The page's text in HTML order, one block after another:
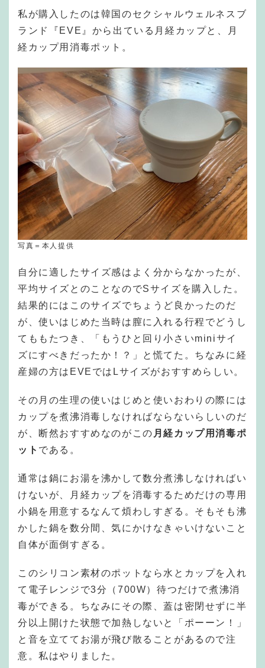
私が購入したのは韓国のセクシャルウェルネスブ
ランド『EVE』から出ている月経カップと、月
経カップ用消毒ポット。
写真＝本人提供
自分に適したサイズ感はよく分からなかったが、
平均サイズとのことなのでSサイズを購入した。
結果的にはこのサイズでちょうど良かったのだ
が、使いはじめた当時は膣に入れる行程でどうし
てももたつき、「もうひと回り小さいminiサイ
ズにすべきだったか！？」と慌てた。ちなみに経
産婦の方はEVEではLサイズがおすすめらしい。
その月の生理の使いはじめと使いおわりの際には
カップを煮沸消毒しなければならないらしいのだ
が、断然おすすめなのがこの 月経カップ用消毒ポ
ット である。
通常は鍋にお湯を沸かして数分煮沸しなければい
けないが、月経カップを消毒するためだけの専用
小鍋を用意するなんて煩わしすぎる。そもそも沸
かした鍋を数分間、気にかけなきゃいけないこと
自体が面倒すぎる。
このシリコン素材のポットなら水とカップを入れ
て電子レンジで3分（700W）待つだけで煮沸消
毒ができる。ちなみにその際、蓋は密閉せずに半
分以上開けた状態で加熱しないと「ポーーン！」
と音を立ててお湯が飛び散ることがあるので注
意。私はやりました。